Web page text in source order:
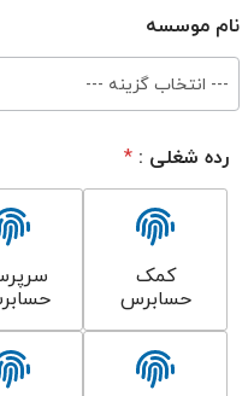
نام موسسه
--- انتخاب گزینه ---
رده شغلی : *
کمک
حسابرس